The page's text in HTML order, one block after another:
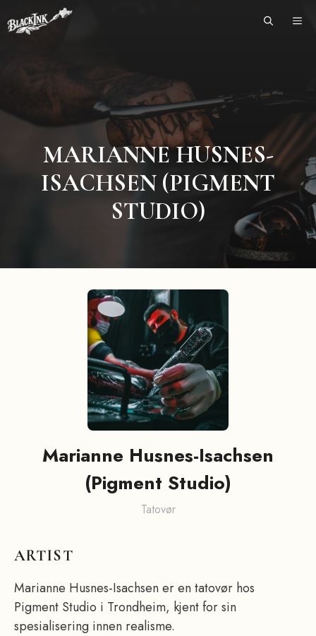
to
MARIANNE HUSNES-
ISACHSEN (PIGMENT
STUDIO)
Marianne Husnes-Isachsen
(Pigment Studio)
Tatovør
ARTIST
Marianne Husnes-Isachsen er en tatovør hos
Pigment Studio i Trondheim, kjent for sin
spesialisering innen realisme.